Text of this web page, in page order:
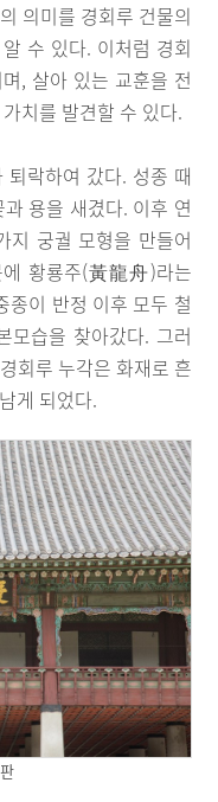
의미를 경회루 건물의
수 있다. 이처럼 경회
, 살아 있는 교훈을 전
치를 발견할 수 있다.
락하여 갔다. 성종 때
용을 새겼다. 이후 연
지 궁궐 모형을 만들어
황룡주(黃龍舟)라는
종이 반정 이후 모두 철
모습을 찾아갔다. 그러
회루 누각은 화재로 흔
게 되었다.